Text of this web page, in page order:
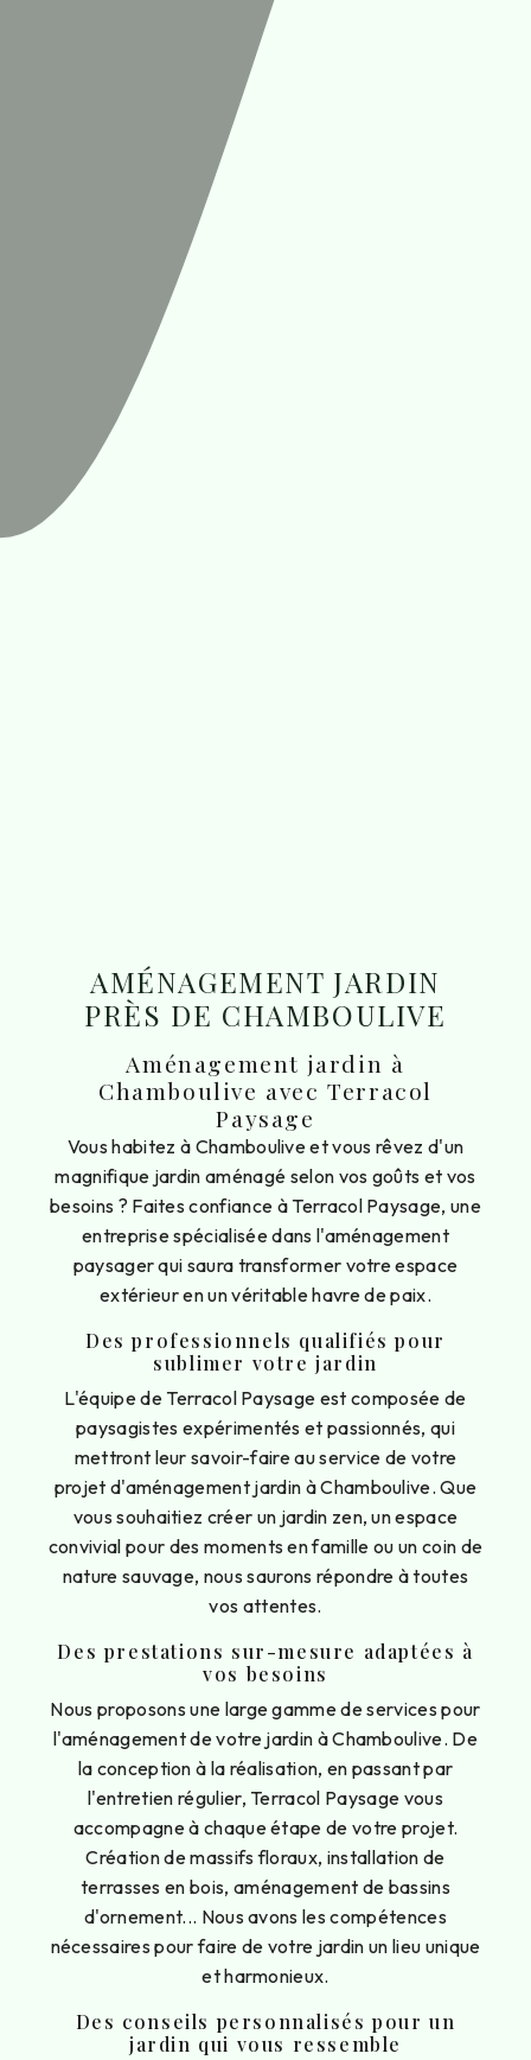
AMÉNAGEMENT JARDIN
PRÈS DE CHAMBOULIVE
Aménagement jardin à
Chamboulive avec Terracol
Paysage
Vous habitez à Chamboulive et vous rêvez d'un
magnifique jardin aménagé selon vos goûts et vos
besoins ? Faites confiance à Terracol Paysage, une
entreprise spécialisée dans l'aménagement
paysager qui saura transformer votre espace
extérieur en un véritable havre de paix.
Des professionnels qualifiés pour
sublimer votre jardin
L'équipe de Terracol Paysage est composée de
paysagistes expérimentés et passionnés, qui
mettront leur savoir-faire au service de votre
projet d'aménagement jardin à Chamboulive. Que
vous souhaitiez créer un jardin zen, un espace
convivial pour des moments en famille ou un coin de
nature sauvage, nous saurons répondre à toutes
vos attentes.
Des prestations sur-mesure adaptées à
vos besoins
Nous proposons une large gamme de services pour
l'aménagement de votre jardin à Chamboulive. De
la conception à la réalisation, en passant par
l'entretien régulier, Terracol Paysage vous
accompagne à chaque étape de votre projet.
Création de massifs floraux, installation de
terrasses en bois, aménagement de bassins
d'ornement... Nous avons les compétences
nécessaires pour faire de votre jardin un lieu unique
et harmonieux.
Des conseils personnalisés pour un
jardin qui vous ressemble